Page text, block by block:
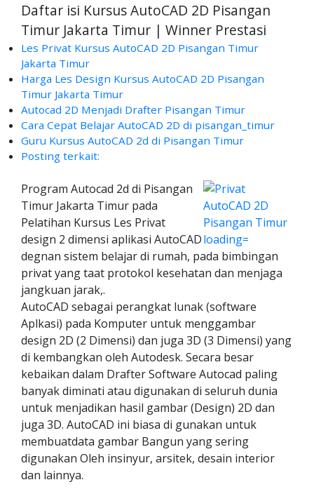
Daftar isi Kursus AutoCAD 2D Pisangan
Timur Jakarta Timur | Winner Prestasi
Les Privat Kursus AutoCAD 2D Pisangan Timur
Jakarta Timur
Harga Les Design Kursus AutoCAD 2D Pisangan
Timur Jakarta Timur
Autocad 2D Menjadi Drafter Pisangan Timur
Cara Cepat Belajar AutoCAD 2D di pisangan_timur
Guru Kursus AutoCAD 2d di Pisangan Timur
Posting terkait:
Program Autocad 2d di Pisangan
Timur Jakarta Timur pada
Pelatihan Kursus Les Privat
design 2 dimensi aplikasi AutoCAD
degnan sistem belajar di rumah, pada bimbingan
privat yang taat protokol kesehatan dan menjaga
jangkuan jarak,.
AutoCAD sebagai perangkat lunak (software
Aplkasi) pada Komputer untuk menggambar
design 2D (2 Dimensi) dan juga 3D (3 Dimensi) yang
di kembangkan oleh Autodesk. Secara besar
kebaikan dalam Drafter Software Autocad paling
banyak diminati atau digunakan di seluruh dunia
untuk menjadikan hasil gambar (Design) 2D dan
juga 3D. AutoCAD ini biasa di gunakan untuk
membuatdata gambar Bangun yang sering
digunakan Oleh insinyur, arsitek, desain interior
dan lainnya.